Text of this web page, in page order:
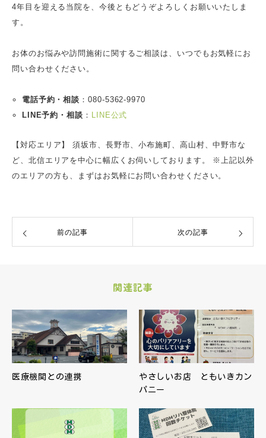
4年目を迎える当院を、今後ともどうぞよろしくお願いいたしま
す。
お体のお悩みや訪問施術に関するご相談は、いつでもお気軽にお
問い合わせください。
電話予約・相談 ：080-5362-9970
LINE予約・相談 ： LINE公式
【対応エリア】 須坂市、長野市、小布施町、高山村、中野市な
ど、北信エリアを中心に幅広くお伺いしております。 ※上記以外
のエリアの方も、まずはお気軽にお問い合わせください。
前の記事 次の記事
関連記事
医療機関との連携
やさしいお店 ともいきカン
パニー